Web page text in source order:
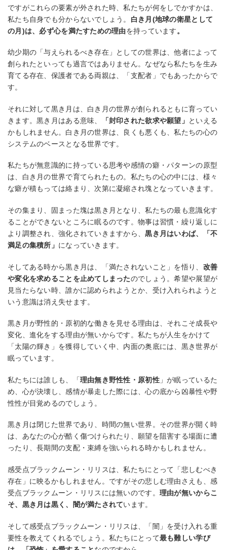
ですがこれらの要素が外された時、私たちが何をしでかすかは、
私たち自身でも分からないでしょう。 白き月(地球の衛星として
の月)は、必ず心を満たすための理由を持っています。
幼少期の「与えられるべき存在」としての世界は、他者によって
創られたといっても過言ではありません。なぜなら私たちを生み
育てる存在、保護者である両親は、「支配者」でもあったからで
す。
それに対して黒き月は、白き月の世界が創られるともに育ってい
きます。黒き月はある意味、
「封印された欲求や願望」 といえる
かもしれません。白き月の世界は、良くも悪くも、私たちの心の
システムのベースとなる世界です。
私たちが無意識的に持っている思考や感情の癖・パターンの原型
は、白き月の世界で育てられたもの。私たちの心の中には、様々
な癖が積もっては絡まり、次第に凝縮され塊となっていきます。
その集まり、固まった塊は黒き月となり、私たちの最も意識化す
ることができないところに眠るのです。物事は習慣・繰り返しに
より調整され、強化されていきますから、黒き月はいわば、「不
満足の集積所」 になっていきます。
そしてある時から黒き月は、「満たされないこと」を悟り、 改善
や変化を求めることを止めてしまったのでしょう。希望や展望が
見当たらない時、誰かに認められようとか、受け入れられようと
いう意識は消え失せます。
黒き月が野性的・原初的な働きを見せる理由は、それこそ成長や
変化、進化をする理由が無いからです。私たちが人生をかけて
「太陽の輝き」を獲得していく中、内面の奥底には、黒き世界が
眠っています。
私たちには誰しも、「理由無き野性性・原初性」が眠っているた
め、心が決壊し、感情が暴走した際には、心の底から凶暴性や野
性性が目覚めるのでしょう。
黒き月は閉じた世界であり、時間の無い世界。その世界が開く時
は、あなたの心が酷く傷つけられたり、願望を阻害する場面に遭
ったり、長期間の支配・束縛を強いられる時かもしれません。
感受点ブラックムーン・リリスは、私たちにとって「悲しむべき
存在」に映るかもしれません。ですがその悲しむ理由さえも、感
受点ブラックムーン・リリスには無いのです。 理由が無いからこ
そ、黒き月は黒く、闇が満たされています。
そして感受点ブラックムーン・リリスは、「闇」を受け入れる重
要性を教えてくれるでしょう。私たちにとって最も難しい学び